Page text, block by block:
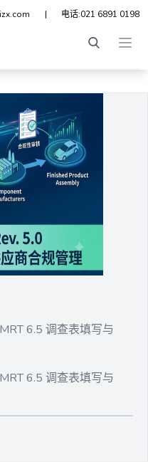
| 电话:021 6891 0198
6.5 调查表填写与
6.5 调查表填写与